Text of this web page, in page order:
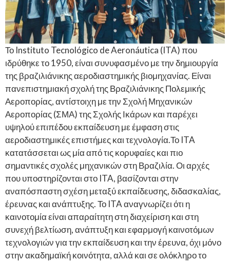
Το Instituto Tecnológico de Aeronáutica (ITA) που
ιδρύθηκε το 1950, είναι συνυφασμένο με την δημιουργία
της βραζιλιάνικης αεροδιαστημικής βιομηχανίας. Είναι
πανεπιστημιακή σχολή της Βραζιλιάνικης Πολεμικής
Αεροπορίας, αντίστοιχη με την Σχολή Μηχανικών
Αεροπορίας (ΣΜΑ) της Σχολής Ικάρων και παρέχει
υψηλού επιπέδου εκπαίδευση με έμφαση στις
αεροδιαστημικές επιστήμες και τεχνολογία.Το ITA
κατατάσσεται ως μία από τις κορυφαίες και πιο
σημαντικές σχολές μηχανικών στη Βραζιλία. Οι αρχές
που υποστηρίζονται στο ITA, βασίζονται στην
αναπόσπαστη σχέση μεταξύ εκπαίδευσης, διδασκαλίας,
έρευνας και ανάπτυξης. Το ITA αναγνωρίζει ότι η
καινοτομία είναι απαραίτητη στη διαχείριση και στη
συνεχή βελτίωση, ανάπτυξη και εφαρμογή καινοτόμων
τεχνολογιών για την εκπαίδευση και την έρευνα, όχι μόνο
στην ακαδημαϊκή κοινότητα, αλλά και σε ολόκληρο το